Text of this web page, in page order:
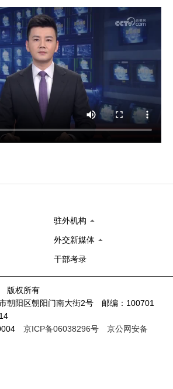
驻外机构
外交新媒体
干部考录
版权所有
朝阳区朝阳门南大街2号 邮编：100701
京ICP备06038296号
京公网安备